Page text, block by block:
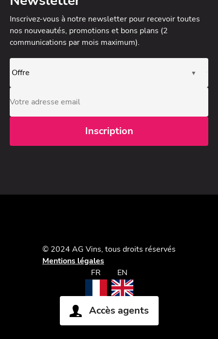
Inscrivez-vous à notre newsletter pour recevoir toutes
nos nouveautés, promotions et bons plans (2
communications par mois maximum).
© 2024 AG Vins, tous droits réservés
Mentions légales
FR
EN
Accès agents